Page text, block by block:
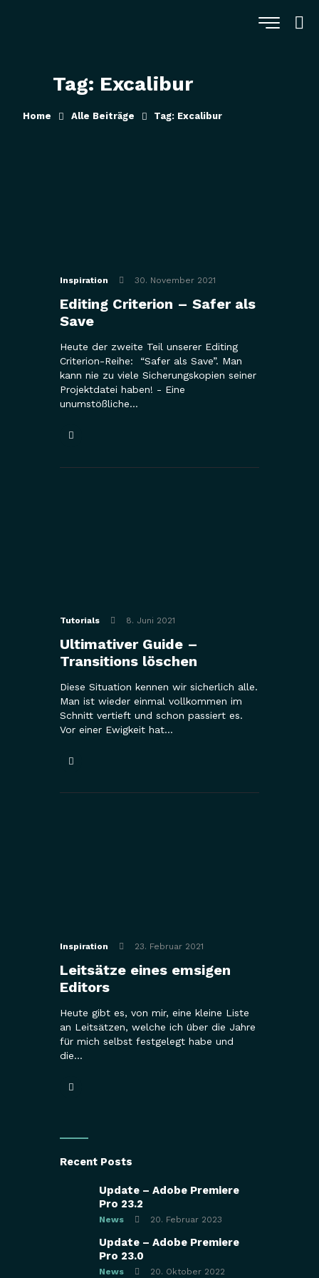
Tag: Excalibur
Home Alle Beiträge Tag: Excalibur
Inspiration 30. November 2021
Editing Criterion – Safer als
Save
Heute der zweite Teil unserer Editing
Criterion-Reihe: “Safer als Save”. Man
kann nie zu viele Sicherungskopien seiner
Projektdatei haben! - Eine
unumstößliche…
Tutorials 8. Juni 2021
Ultimativer Guide –
Transitions löschen
Diese Situation kennen wir sicherlich alle.
Man ist wieder einmal vollkommen im
Schnitt vertieft und schon passiert es.
Vor einer Ewigkeit hat…
Inspiration 23. Februar 2021
Leitsätze eines emsigen
Editors
Heute gibt es, von mir, eine kleine Liste
an Leitsätzen, welche ich über die Jahre
für mich selbst festgelegt habe und
die…
Recent Posts
Update – Adobe Premiere
Pro 23.2
News 20. Februar 2023
Update – Adobe Premiere
Pro 23.0
News 20. Oktober 2022